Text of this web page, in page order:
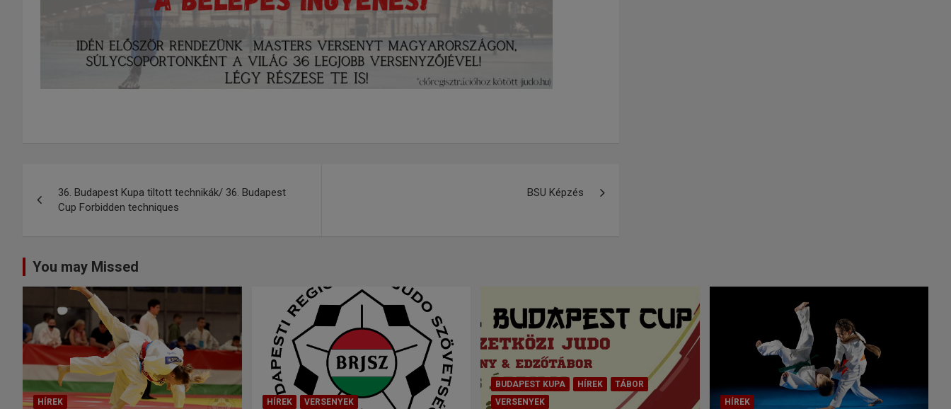
36. Budapest Kupa tiltott technikák/ 36. Budapest
Cup Forbidden techniques
BSU Képzés
You may Missed
HÍREK HÍREK VERSENYEK
BUDAPEST KUPA HÍREK
TÁBOR
VERSENYEK
HÍREK